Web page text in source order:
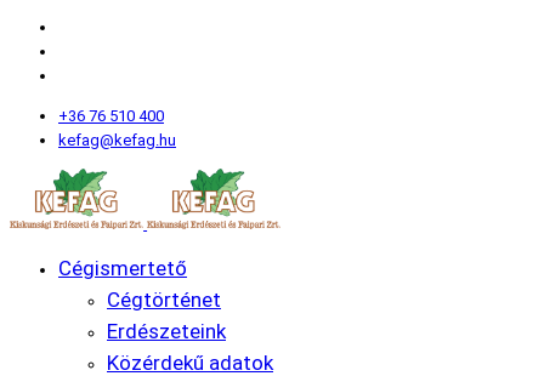
+36 76 510 400
kefag@kefag.hu
Cégismertető
Cégtörténet
Erdészeteink
Közérdekű adatok